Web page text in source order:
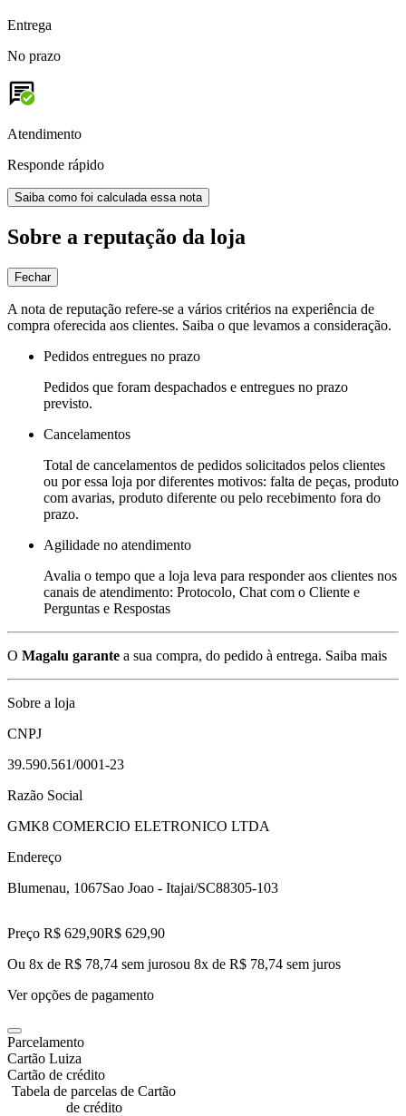
Entrega
No prazo
Atendimento
Responde rápido
Saiba como foi calculada essa nota
Sobre a reputação da loja
Fechar
A nota de reputação refere-se a vários critérios na experiência de
compra oferecida aos clientes. Saiba o que levamos a consideração.
Pedidos entregues no prazo
Pedidos que foram despachados e entregues no prazo
previsto.
Cancelamentos
Total de cancelamentos de pedidos solicitados pelos clientes
ou por essa loja por diferentes motivos: falta de peças, produto
com avarias, produto diferente ou pelo recebimento fora do
prazo.
Agilidade no atendimento
Avalia o tempo que a loja leva para responder aos clientes nos
canais de atendimento: Protocolo, Chat com o Cliente e
Perguntas e Respostas
O Magalu garante a sua compra, do pedido à entrega. Saiba mais
Sobre a loja
CNPJ
39.590.561/0001-23
Razão Social
GMK8 COMERCIO ELETRONICO LTDA
Endereço
Blumenau, 1067Sao Joao - Itajai/SC88305-103
Preço R$ 629,90R$ 629,90
Ou 8x de R$ 78,74 sem jurosou 8x de R$ 78,74 sem juros
Ver opções de pagamento
Parcelamento
Cartão Luiza
Cartão de crédito
Tabela de parcelas de Cartão
de crédito